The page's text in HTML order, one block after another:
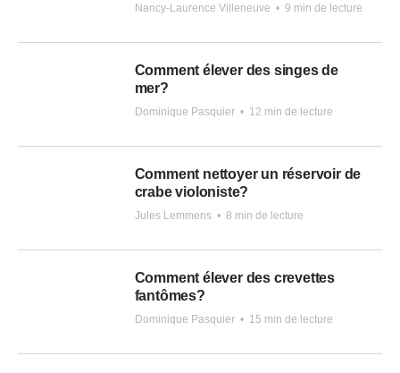
Nancy-Laurence Villeneuve • 9 min de lecture
Comment élever des singes de
mer?
Dominique Pasquier • 12 min de lecture
Comment nettoyer un réservoir de
crabe violoniste?
Jules Lemmens • 8 min de lecture
Comment élever des crevettes
fantômes?
Dominique Pasquier • 15 min de lecture